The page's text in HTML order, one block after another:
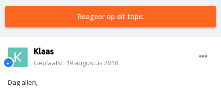
Reageer op dit topic
Klaas
Geplaatst: 19 augustus 2018
Dag allen,